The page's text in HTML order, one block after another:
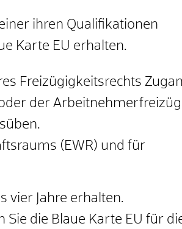
ihren Qualifikationen
Karte EU erhalten.
Freizügigkeitsrechts
der
(EWR) und für
vier Jahre erhalten.
die Blaue Karte EU für